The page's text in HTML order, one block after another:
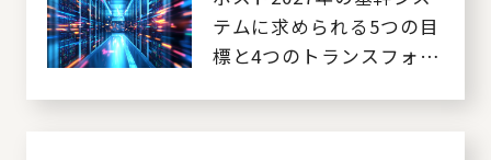
テムに求められる5つの目
標と4つのトランスフォー